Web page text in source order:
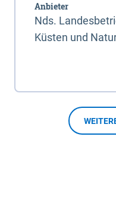
Anbieter
Nds.
Küsten und